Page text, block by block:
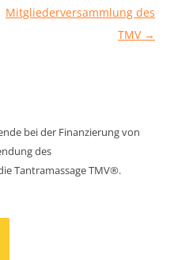
Mitgliederversammlung des
TMV →
bei der Finanzierung von
des
Tantramassage TMV®.